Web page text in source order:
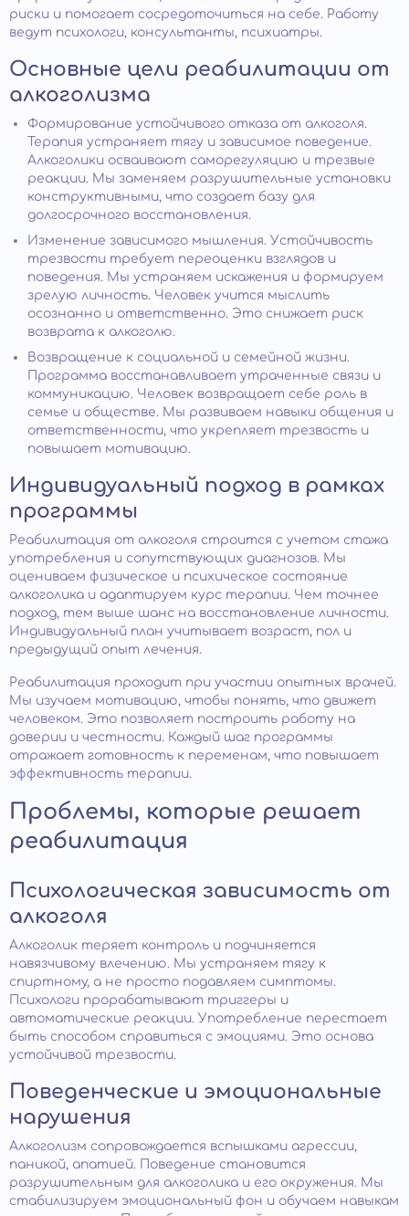
риски и помогает сосредоточиться на себе. Работу
ведут психологи, консультанты, психиатры.
Основные цели реабилитации от
алкоголизма
Формирование устойчивого отказа от алкоголя.
Терапия устраняет тягу и зависимое поведение.
Алкоголики осваивают саморегуляцию и трезвые
реакции. Мы заменяем разрушительные установки
конструктивными, что создает базу для
долгосрочного восстановления.
Изменение зависимого мышления. Устойчивость
трезвости требует переоценки взглядов и
поведения. Мы устраняем искажения и формируем
зрелую личность. Человек учится мыслить
осознанно и ответственно. Это снижает риск
возврата к алкоголю.
Возвращение к социальной и семейной жизни.
Программа восстанавливает утраченные связи и
коммуникацию. Человек возвращает себе роль в
семье и обществе. Мы развиваем навыки общения и
ответственности, что укрепляет трезвость и
повышает мотивацию.
Индивидуальный подход в рамках
программы
Реабилитация от алкоголя строится с учетом стажа
употребления и сопутствующих диагнозов. Мы
оцениваем физическое и психическое состояние
алкоголика и адаптируем курс терапии. Чем точнее
подход, тем выше шанс на восстановление личности.
Индивидуальный план учитывает возраст, пол и
предыдущий опыт лечения.
Реабилитация проходит при участии опытных врачей.
Мы изучаем мотивацию, чтобы понять, что движет
человеком. Это позволяет построить работу на
доверии и честности. Каждый шаг программы
отражает готовность к переменам, что повышает
эффективность терапии.
Проблемы, которые решает
реабилитация
Психологическая зависимость от
алкоголя
Алкоголик теряет контроль и подчиняется
навязчивому влечению. Мы устраняем тягу к
спиртному, а не просто подавляем симптомы.
Психологи прорабатывают триггеры и
автоматические реакции. Употребление перестает
быть способом справиться с эмоциями. Это основа
устойчивой трезвости.
Поведенческие и эмоциональные
нарушения
Алкоголизм сопровождается вспышками агрессии,
паникой, апатией. Поведение становится
разрушительным для алкоголика и его окружения. Мы
стабилизируем эмоциональный фон и обучаем навыкам